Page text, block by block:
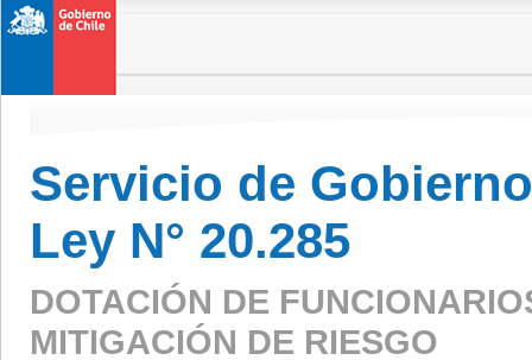
Servicio de
Ley N° 20.285
DOTACIÓN DE
MITIGACIÓN DE RIESGO